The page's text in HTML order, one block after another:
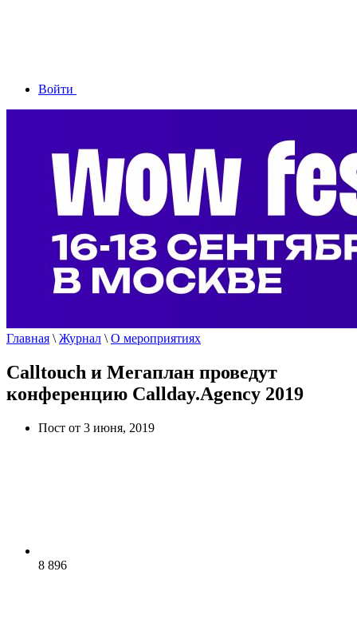
Войти
Главная \ Журнал \ О мероприятиях
Calltouch и Мегаплан проведут
конференцию Callday.Agency 2019
Пост от 3 июня, 2019
8 896